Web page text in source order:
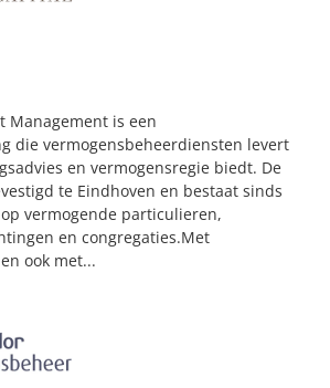
Management is een
die vermogensbeheerdiensten levert
en vermogensregie biedt. De
te Eindhoven en bestaat sinds
vermogende particulieren,
en congregaties.Met
ook met...